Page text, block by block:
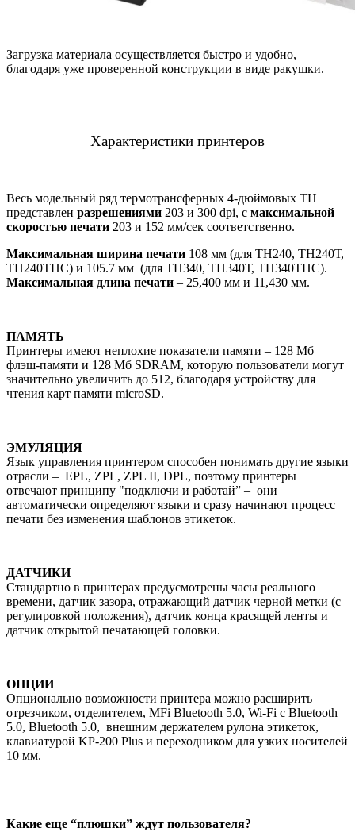
Загрузка материала осуществляется быстро и удобно,
благодаря уже проверенной конструкции в виде ракушки.
Характеристики принтеров
Весь модельный ряд термотрансферных 4-дюймовых ТН
представлен разрешениями 203 и 300 dpi, с максимальной
скоростью печати 203 и 152 мм/сек соответственно.
Максимальная ширина печати 108 мм (для ТН240, ТН240Т,
ТН240ТНС) и 105.7 мм (для ТН340, ТН340Т, ТН340ТНС).
Максимальная длина печати – 25,400 мм и 11,430 мм.
ПАМЯТЬ
Принтеры имеют неплохие показатели памяти – 128 Мб
флэш-памяти и 128 Mб SDRAM, которую пользователи могут
значительно увеличить до 512, благодаря устройству для
чтения карт памяти microSD.
ЭМУЛЯЦИЯ
Язык управления принтером способен понимать другие языки
отрасли – EPL, ZPL, ZPL II, DPL, поэтому принтеры
отвечают принципу "подключи и работай” – они
автоматически определяют языки и сразу начинают процесс
печати без изменения шаблонов этикеток.
ДАТЧИКИ
Стандартно в принтерах предусмотрены часы реального
времени, датчик зазора, отражающий датчик черной метки (с
регулировкой положения), датчик конца красящей ленты и
датчик открытой печатающей головки.
ОПЦИИ
Опционально возможности принтера можно расширить
отрезчиком, отделителем, MFi Bluetooth 5.0, Wi-Fi с Bluetooth
5.0, Bluetooth 5.0, внешним держателем рулона этикеток,
клавиатурой KP-200 Plus и переходником для узких носителей
10 мм.
Какие еще “плюшки” ждут пользователя?